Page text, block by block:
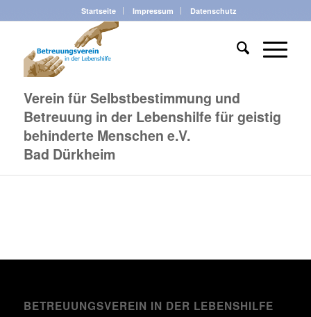
Startseite Impressum Datenschutz
Verein für Selbstbestimmung und
Betreuung in der Lebenshilfe für geistig
behinderte Menschen e.V.
Bad Dürkheim
BETREUUNGSVEREIN IN DER LEBENSHILFE